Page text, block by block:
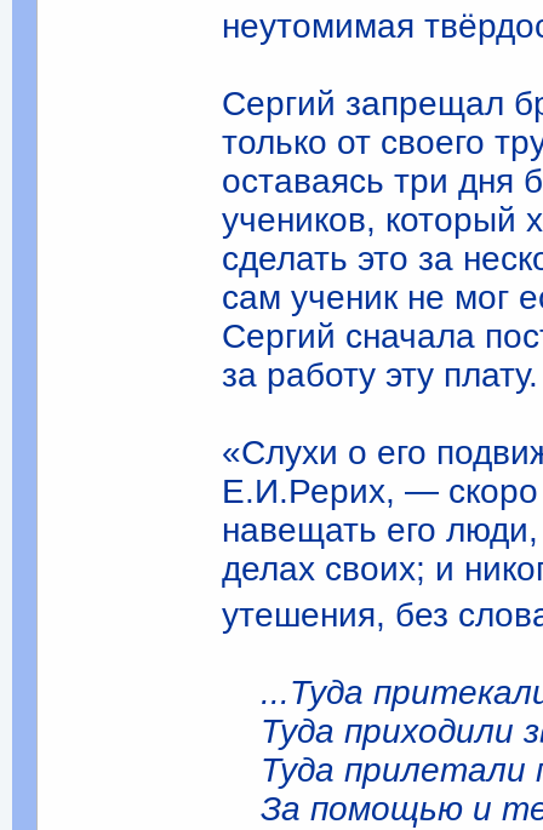
неутомимая
Сергий запрещал
только от своего
оставаясь три дня
учеников, который
сделать это за
сам ученик не мог
Сергий сначала
за работу эту плату.
«Слухи о его
Е.И.Рерих, — скоро
навещать его
делах своих; и
утешения, без
...Туда
Туда приходили
Туда прилетали
За помощью и